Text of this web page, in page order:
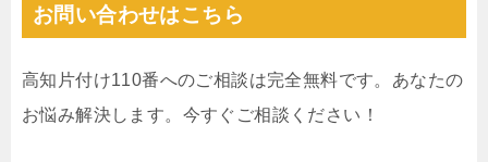
お問い合わせはこちら
高知片付け110番へのご相談は完全無料です。あなたの
お悩み解決します。今すぐご相談ください！